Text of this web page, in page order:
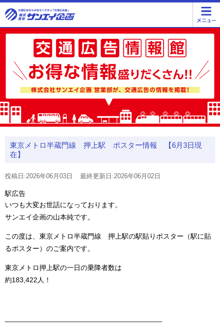
東京メトロ半蔵門線 押上駅 ポスター情報 【6月3日現
在】
投稿日:2026年06月03日 最終更新日:2026年06月02日
駅広告
いつも大変お世話になっております。
サンエイ企画の山本純です。
この度は、東京メトロ半蔵門線 押上駅の駅貼りポスター（駅に貼
るポスター）のご案内です。
東京メトロ押上駅の一日の乗降者数は
約183,422人！